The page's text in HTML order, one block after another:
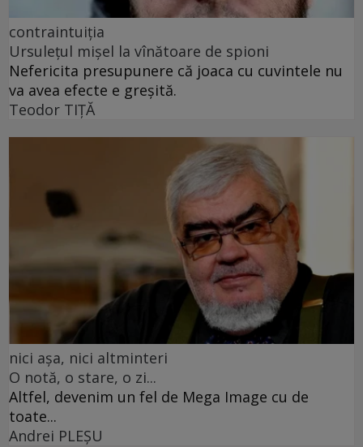
contraintuiția
Ursulețul mișel la vînătoare de spioni
Nefericita presupunere că joaca cu cuvintele nu
va avea efecte e greșită.
Teodor TIŢĂ
nici așa, nici altminteri
O notă, o stare, o zi...
Altfel, devenim un fel de Mega Image cu de
toate...
Andrei PLEŞU